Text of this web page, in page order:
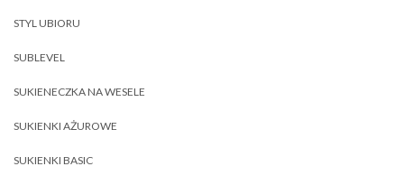
STYL UBIORU
SUBLEVEL
SUKIENECZKA NA WESELE
SUKIENKI AŻUROWE
SUKIENKI BASIC